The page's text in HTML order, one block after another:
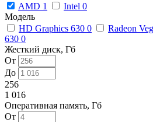
AMD 1 Intel 0
Модель
HD Graphics 630 0 Radeon
630 0
Жесткий диск, Гб
От
До
256
1 016
Оперативная память, Гб
От